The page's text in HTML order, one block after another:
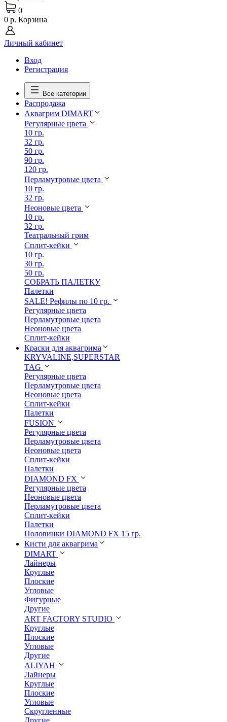
0
0 р. Корзина
Личный кабинет
Вход
Регистрация
Все категории
Распродажа
Аквагрим DIMART
Регулярные цвета
10 гр.
32 гр.
50 гр.
90 гр.
120 гр.
Перламутровые цвета
10 гр.
32 гр.
Неоновые цвета
10 гр.
32 гр.
Театральный грим
Сплит-кейки
10 гр.
30 гр.
50 гр.
СОБРАТЬ ПАЛЕТКУ
Палетки
SALE! Рефилы по 10 гр.
Регулярные цвета
Перламутровые цвета
Неоновые цвета
Сплит-кейки
Краски для аквагрима
KRYVALINE,SUPERSTAR
TAG
Регулярные цвета
Перламутровые цвета
Неоновые цвета
Сплит-кейки
Палетки
FUSION
Регулярные цвета
Перламутровые цвета
Неоновые цвета
Сплит-кейки
Палетки
DIAMOND FX
Регулярные цвета
Неоновые цвета
Перламутровые цвета
Сплит-кейки
Палетки
Половинки DIAMOND FX 15 гр.
Кисти для аквагрима
DIMART
Лайнеры
Круглые
Плоские
Угловые
Фигурные
Другие
ART FACTORY STUDIO
Круглые
Плоские
Угловые
Другие
ALIYAH
Лайнеры
Круглые
Плоские
Угловые
Скругленные
Другие